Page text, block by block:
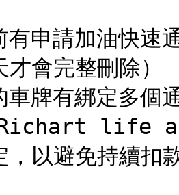
申請加油快速
會完整刪除）
牌有綁定多個
life
，以避免持續扣